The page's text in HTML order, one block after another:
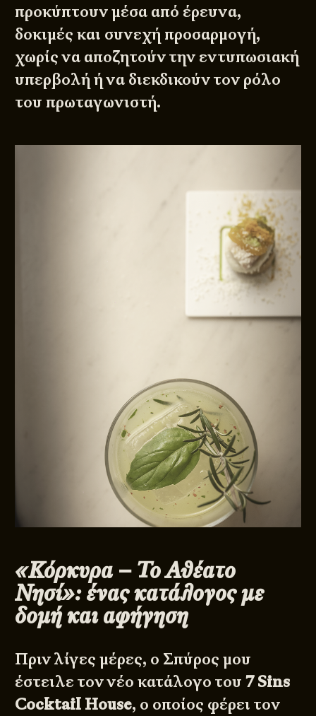
προκύπτουν μέσα από έρευνα,
δοκιμές και συνεχή προσαρμογή,
χωρίς να αποζητούν την εντυπωσιακή
υπερβολή ή να διεκδικούν τον ρόλο
του πρωταγωνιστή.
«Κόρκυρα – Το Αθέατο
Νησί»: ένας κατάλογος με
δομή και αφήγηση
Πριν λίγες μέρες, ο Σπύρος μου
έστειλε τον νέο κατάλογο του7 Sins
Cocktail House, ο οποίος φέρει τον